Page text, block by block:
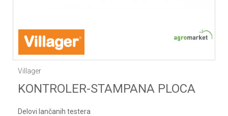
Villager
KONTROLER-STAMPANA PLOCA
Delovi lančanih testera